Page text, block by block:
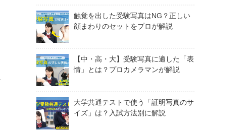
触覚を出した受験写真はNG？正しい
顔まわりのセットをプロが解説
【中・高・大】受験写真に適した「表
情」とは？プロカメラマンが解説
大学共通テストで使う「証明写真のサ
イズ」は？入試方法別に解説